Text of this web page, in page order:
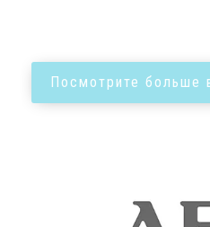
Посмотрите больше